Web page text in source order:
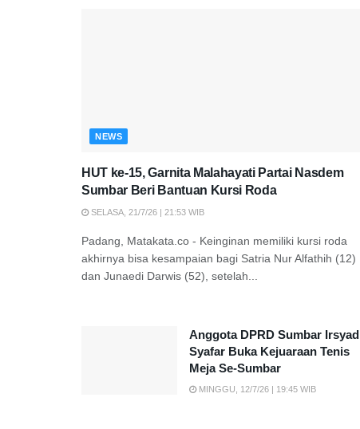
NEWS
HUT ke-15, Garnita Malahayati Partai Nasdem
Sumbar Beri Bantuan Kursi Roda
SELASA, 21/7/26 | 21:53 WIB
Padang, Matakata.co - Keinginan memiliki kursi roda
akhirnya bisa kesampaian bagi Satria Nur Alfathih (12)
dan Junaedi Darwis (52), setelah...
Anggota DPRD Sumbar Irsyad
Syafar Buka Kejuaraan Tenis
Meja Se-Sumbar
MINGGU, 12/7/26 | 19:45 WIB